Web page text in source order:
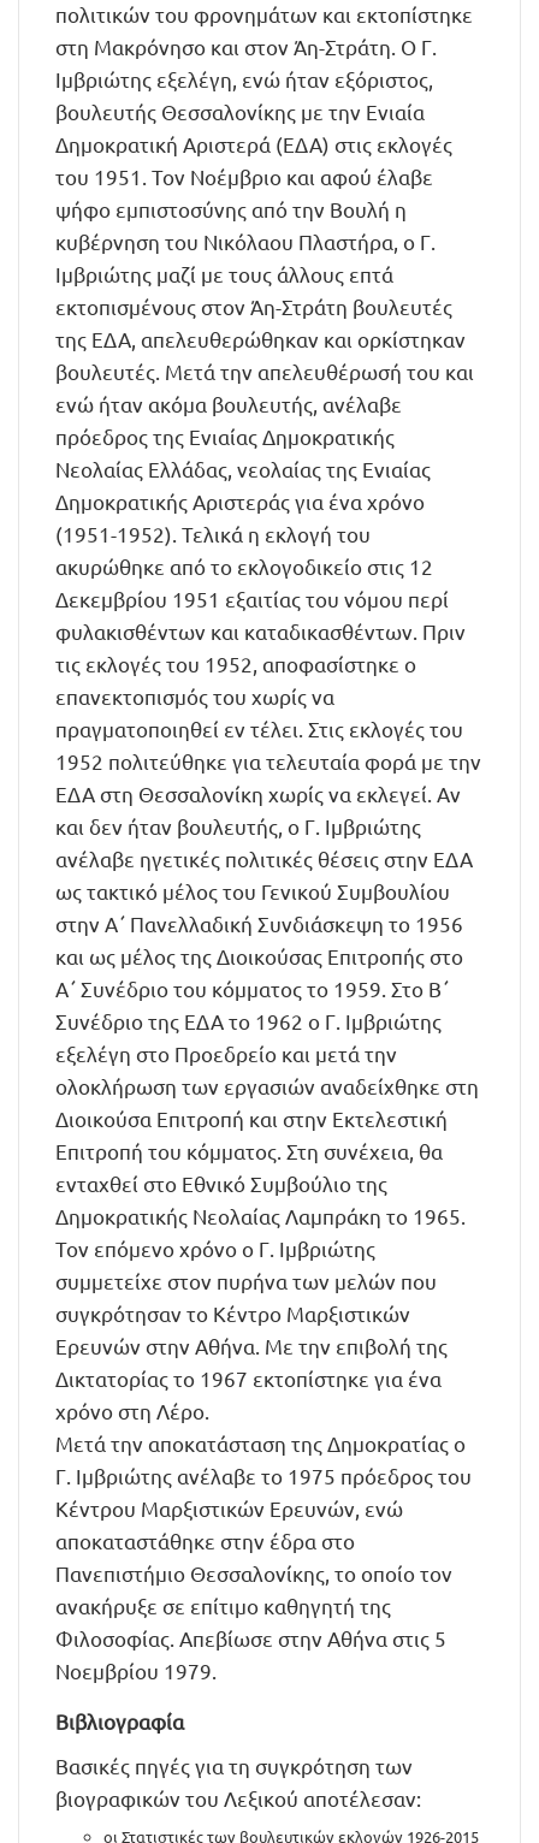
πολιτικών του φρονημάτων και εκτοπίστηκε
στη Μακρόνησο και στον Άη-Στράτη. Ο Γ.
Ιμβριώτης εξελέγη, ενώ ήταν εξόριστος,
βουλευτής Θεσσαλονίκης με την Ενιαία
Δημοκρατική Αριστερά (ΕΔΑ) στις εκλογές
του 1951. Τον Νοέμβριο και αφού έλαβε
ψήφο εμπιστοσύνης από την Βουλή η
κυβέρνηση του Νικόλαου Πλαστήρα, ο Γ.
Ιμβριώτης μαζί με τους άλλους επτά
εκτοπισμένους στον Άη-Στράτη βουλευτές
της ΕΔΑ, απελευθερώθηκαν και ορκίστηκαν
βουλευτές. Μετά την απελευθέρωσή του και
ενώ ήταν ακόμα βουλευτής, ανέλαβε
πρόεδρος της Ενιαίας Δημοκρατικής
Νεολαίας Ελλάδας, νεολαίας της Ενιαίας
Δημοκρατικής Αριστεράς για ένα χρόνο
(1951-1952). Τελικά η εκλογή του
ακυρώθηκε από το εκλογοδικείο στις 12
Δεκεμβρίου 1951 εξαιτίας του νόμου περί
φυλακισθέντων και καταδικασθέντων. Πριν
τις εκλογές του 1952, αποφασίστηκε ο
επανεκτοπισμός του χωρίς να
πραγματοποιηθεί εν τέλει. Στις εκλογές του
1952 πολιτεύθηκε για τελευταία φορά με την
ΕΔΑ στη Θεσσαλονίκη χωρίς να εκλεγεί. Αν
και δεν ήταν βουλευτής, ο Γ. Ιμβριώτης
ανέλαβε ηγετικές πολιτικές θέσεις στην ΕΔΑ
ως τακτικό μέλος του Γενικού Συμβουλίου
στην Α΄ Πανελλαδική Συνδιάσκεψη το 1956
και ως μέλος της Διοικούσας Επιτροπής στο
Α΄ Συνέδριο του κόμματος το 1959. Στο Β΄
Συνέδριο της ΕΔΑ το 1962 ο Γ. Ιμβριώτης
εξελέγη στο Προεδρείο και μετά την
ολοκλήρωση των εργασιών αναδείχθηκε στη
Διοικούσα Επιτροπή και στην Εκτελεστική
Επιτροπή του κόμματος. Στη συνέχεια, θα
ενταχθεί στο Εθνικό Συμβούλιο της
Δημοκρατικής Νεολαίας Λαμπράκη το 1965.
Τον επόμενο χρόνο ο Γ. Ιμβριώτης
συμμετείχε στον πυρήνα των μελών που
συγκρότησαν το Κέντρο Μαρξιστικών
Ερευνών στην Αθήνα. Με την επιβολή της
Δικτατορίας το 1967 εκτοπίστηκε για ένα
χρόνο στη Λέρο.
Μετά την αποκατάσταση της Δημοκρατίας ο
Γ. Ιμβριώτης ανέλαβε το 1975 πρόεδρος του
Κέντρου Μαρξιστικών Ερευνών, ενώ
αποκαταστάθηκε στην έδρα στο
Πανεπιστήμιο Θεσσαλονίκης, το οποίο τον
ανακήρυξε σε επίτιμο καθηγητή της
Φιλοσοφίας. Απεβίωσε στην Αθήνα στις 5
Νοεμβρίου 1979.
Βιβλιογραφία
Βασικές πηγές για τη συγκρότηση των
βιογραφικών του Λεξικού αποτέλεσαν:
οι Στατιστικές των βουλευτικών εκλογών 1926-2015